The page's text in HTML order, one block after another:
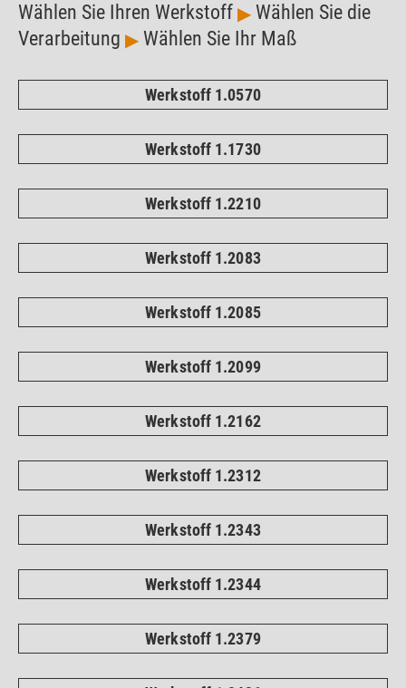
Wählen Sie Ihren Werkstoff ▶ Wählen Sie die
Verarbeitung ▶ Wählen Sie Ihr Maß
Werkstoff 1.0570
Werkstoff 1.1730
Werkstoff 1.2210
Werkstoff 1.2083
Werkstoff 1.2085
Werkstoff 1.2099
Werkstoff 1.2162
Werkstoff 1.2312
Werkstoff 1.2343
Werkstoff 1.2344
Werkstoff 1.2379
Rundstahl geschliffen ISO h8 -
Hier klicken